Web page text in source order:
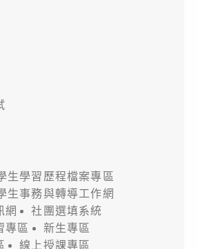
生學習歷程檔案專區
生事務與轉導工作網
網
社團選填系統
專區
新生專區
線上授課專區